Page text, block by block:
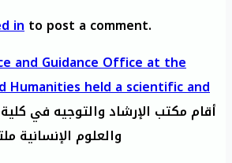
into post a comment.
and Guidance Office at the
Humanities held a scientific and
أقام مكتب الإرشاد والتوجيه في
والعلوم